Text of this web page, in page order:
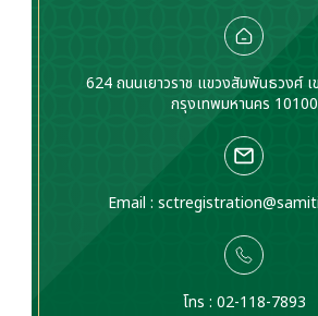
624 ถนนเยาวราช แขวงสัมพันธวงศ์
กรุงเทพมหานคร 10100
Email :
โทร : 02-118-7893